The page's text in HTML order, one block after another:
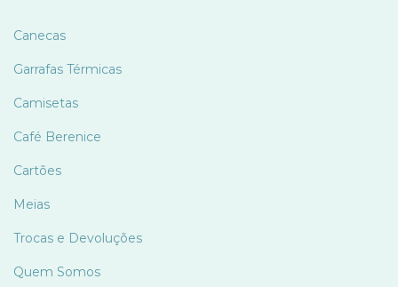
Canecas
Garrafas Térmicas
Camisetas
Café Berenice
Cartões
Meias
Trocas e Devoluções
Quem Somos